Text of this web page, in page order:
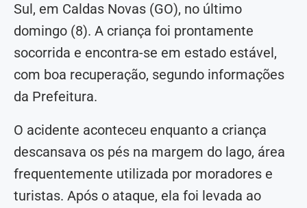
Sul, em Caldas Novas (GO), no último
domingo (8). A criança foi prontamente
socorrida e encontra-se em estado estável,
com boa recuperação, segundo informações
da Prefeitura.
O acidente aconteceu enquanto a criança
descansava os pés na margem do lago, área
frequentemente utilizada por moradores e
turistas. Após o ataque, ela foi levada ao